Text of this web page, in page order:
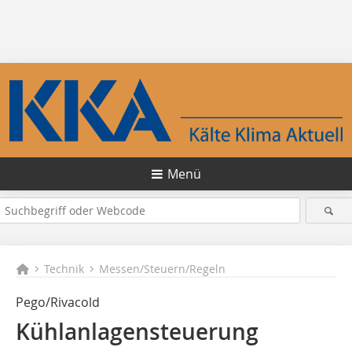
Menü
Technik Messen/Steuern/Regeln
Pego/Rivacold
Kühlanlagensteuerung